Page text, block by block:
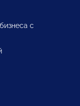
с